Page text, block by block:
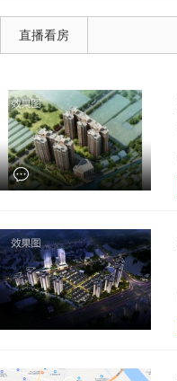
直播看房